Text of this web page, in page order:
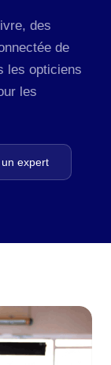
des
de
les opticiens
les
expert